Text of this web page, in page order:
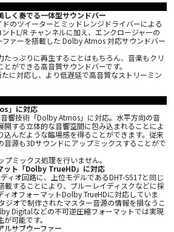
しく奏でる一体型サウンドバー
のツイーターとミッドレンジドライバーによる
トL/R チャンネルに加え、エンクロージャーの
ァーを搭載した Dolby Atmos 対応サウンドバー
っぷりに再生することはもちろん、音楽もクリ
ができる高音質サウンドバーです。
に対応し、より低遅延で高音質なストリーミン
」に対応
響技術「Dolby Atmos」に対応。水平方向の音
開する立体的な音響空間に包み込まれることによ
込んだような臨場感を得ることができます。従来
音源も3Dサウンドにアップミックスすることがで
ミックス処理を行いません。
ット「Dolby TrueHD」に対応
ィオ回路に、上位モデルであるDHT-S517と同じ
載することにより、ブルーレイディスクなどに採
ィオフォーマットDolby TrueHDに対応していま
ジオで制作されたマスター音源の情報を損なうこ
Digitalなどの不可逆圧縮フォーマットでは実現
可能です。
ルサブウーファー